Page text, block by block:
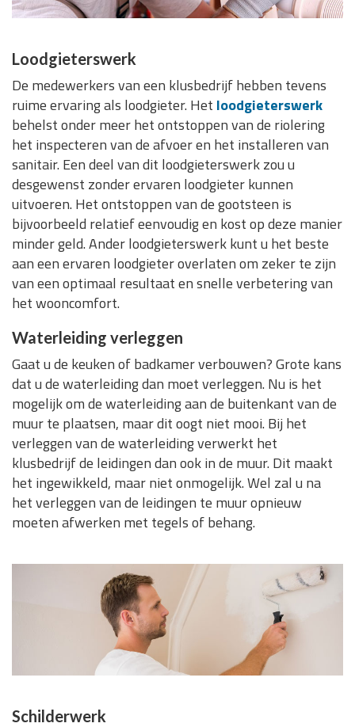
Loodgieterswerk
De medewerkers van een klusbedrijf hebben tevens
ruime ervaring als loodgieter. Het loodgieterswerk
behelst onder meer het ontstoppen van de riolering
het inspecteren van de afvoer en het installeren van
sanitair. Een deel van dit loodgieterswerk zou u
desgewenst zonder ervaren loodgieter kunnen
uitvoeren. Het ontstoppen van de gootsteen is
bijvoorbeeld relatief eenvoudig en kost op deze manier
minder geld. Ander loodgieterswerk kunt u het beste
aan een ervaren loodgieter overlaten om zeker te zijn
van een optimaal resultaat en snelle verbetering van
het wooncomfort.
Waterleiding verleggen
Gaat u de keuken of badkamer verbouwen? Grote kans
dat u de waterleiding dan moet verleggen. Nu is het
mogelijk om de waterleiding aan de buitenkant van de
muur te plaatsen, maar dit oogt niet mooi. Bij het
verleggen van de waterleiding verwerkt het
klusbedrijf de leidingen dan ook in de muur. Dit maakt
het ingewikkeld, maar niet onmogelijk. Wel zal u na
het verleggen van de leidingen te muur opnieuw
moeten afwerken met tegels of behang.
Schilderwerk